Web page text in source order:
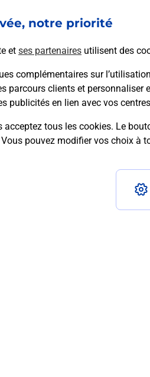
notre priorité
et ses partenaires utilisent des
complémentaires sur
parcours clients et
publicités en lien avec vos
acceptez tous les cookies. Le
pouvez modifier vos choix à
: CAUX (34720)
par La Poste.
Vous
vous ?
dans vos
En savoir